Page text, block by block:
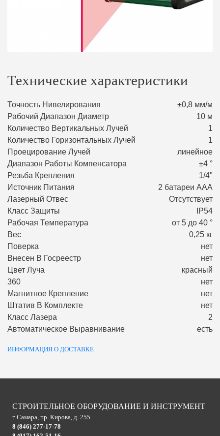
Технические характеристики
Точность Нивелирования
±0,8 мм/м
Рабочий Диапазон Диаметр
10 м
Количество Вертикальных Лучей
1
Количество Горизонтальных Лучей
1
Проецирование Лучей
линейное
Диапазон Работы Компенсатора
±4 °
Резьба Крепления
1/4"
Источник Питания
2 батареи ААA
Лазерный Отвес
Отсутствует
Класс Защиты
IP54
Рабочая Температура
от 5 до 40 °
Вес
0,25 кг
Поверка
нет
Внесен В Госреестр
нет
Цвет Луча
красный
360
нет
Магнитное Крепление
нет
Штатив В Комплекте
нет
Класс Лазера
2
Автоматическое Выравнивание
есть
ИНФОРМАЦИЯ О ДОСТАВКЕ
СТРОИТЕЛЬНОЕ ОБОРУДОВАНИЕ И ИНСТРУМЕНТ
г. Самара, пр. Кирова, д. 255
8 (846) 277-17-78